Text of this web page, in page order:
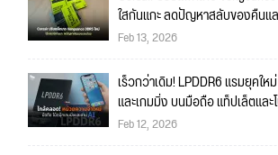
ใสกันแกะ ลดปัญหาสลับของคืนแ
Feb 13, 2026
เร็วกว่าเดิม! LPDDR6 แรมยุคใ
และเกมมิ่ง บนมือถือ แท็ปเล็ตแล
Feb 12, 2026